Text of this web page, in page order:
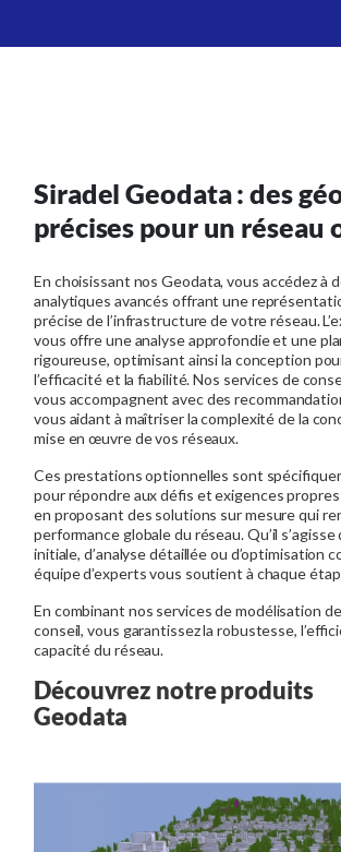
Siradel Geodata : des
précises pour un réseau
En choisissant nosGeodata, vous accédez à
analytiques avancés offrant une
précise de l’infrastructure de votre réseau.
vous offre une analyse approfondie et une
rigoureuse, optimisant ainsi la conception
l’efficacité et la fiabilité. Nos services de
vous accompagnent avec des
vous aidant à maîtriser la complexité de la
mise en œuvre de vos réseaux.
Ces prestations optionnelles sont
pour répondre aux défis et exigences
en proposant des solutions sur mesure qui
performance globale du réseau. Qu’il
initiale, d’analyse détaillée ou d’optimisation
équipe d’experts vous soutient à chaque
En combinant nos services de modélisation
conseil, vous garantissez la robustesse,
capacité du réseau.
Découvrez notre produits
Geodata